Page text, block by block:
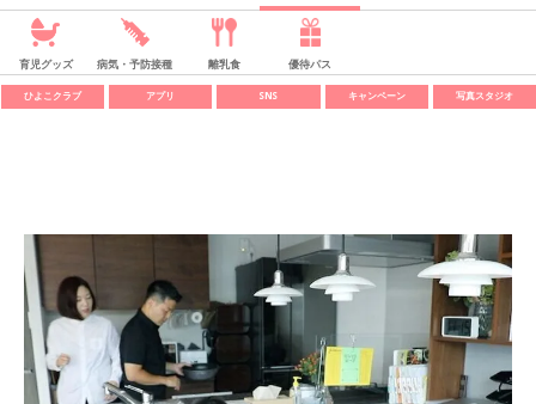
育児グッズ 病気・予防接種 離乳食 優待パス
ひよこクラブ アプリ SNS キャンペーン 写真スタジオ